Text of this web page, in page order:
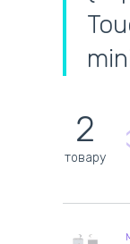
2
товару